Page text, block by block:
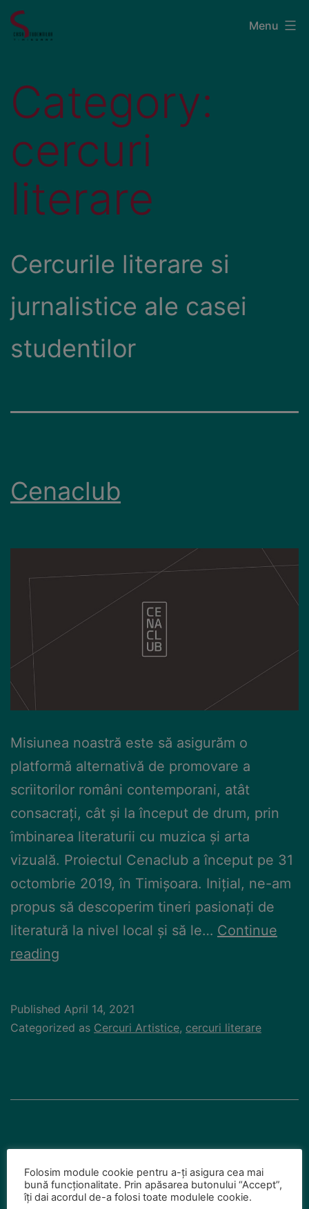
Menu
Category:
cercuri
literare
Cercurile literare si
jurnalistice ale casei
studentilor
Cenaclub
Misiunea noastră este să asigurăm o
platformă alternativă de promovare a
scriitorilor români contemporani, atât
consacrați, cât și la început de drum, prin
îmbinarea literaturii cu muzica și arta
vizuală. Proiectul Cenaclub a început pe 31
octombrie 2019, în Timișoara. Inițial, ne-am
propus să descoperim tineri pasionați de
literatură la nivel local și să le… Continue
reading
Published April 14, 2021
Categorized as Cercuri Artistice, cercuri literare
Cenaclul Pavel Dan
Folosim module cookie pentru a-ți asigura cea mai
bună funcționalitate. Prin apăsarea butonului “Accept”,
îți dai acordul de-a folosi toate modulele cookie.